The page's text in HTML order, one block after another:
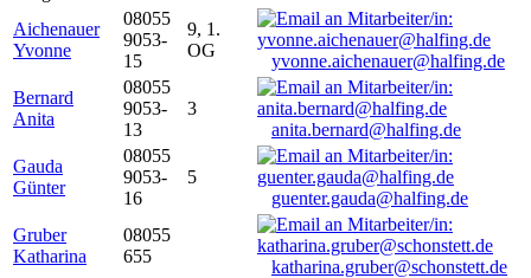
Aichenauer
Yvonne
08055
9053-
15
9, 1.
OG
yvonne.aichenauer@halfing.de
Bernard
Anita
08055
9053-
13
3
anita.bernard@halfing.de
Gauda
Günter
08055
9053-
16
5
guenter.gauda@halfing.de
Gruber
Katharina
08055
655
katharina.gruber@schonstett.de